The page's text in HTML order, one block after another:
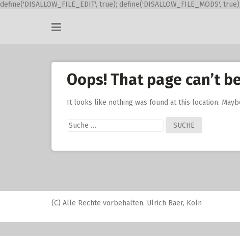
define('DISALLOW_FILE_EDIT', true); define('DISALLOW_FILE_MODS', true);
Oops! That page can’t
It looks like nothing was found at this location.
Suche
nach:
(C) Alle Rechte vorbehalten. Ulrich Baer, Köln